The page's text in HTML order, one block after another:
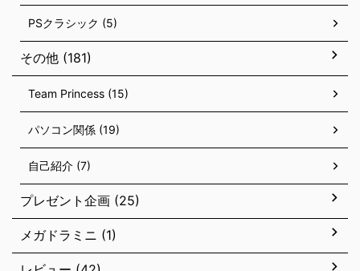
PSクラシック (5)
その他 (181)
Team Princess (15)
パソコン関係 (19)
自己紹介 (7)
プレゼント企画 (25)
メガドラミニ (1)